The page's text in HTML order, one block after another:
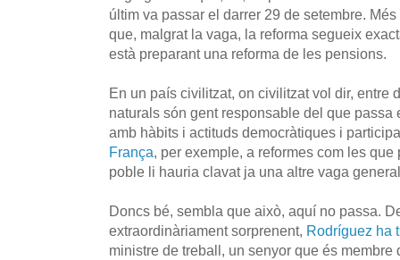
últim va passar el darrer 29 de setembre.
que, malgrat la vaga, la reforma segueix
està preparant una reforma de les pensions.
En un país civilitzat, on civilitzat vol dir, entre
naturals són gent responsable del que passa
amb hàbits i actituds democràtiques i
França, per exemple, a reformes com les
poble li hauria clavat ja una altre vaga
Doncs bé, sembla que això, aquí no passa.
extraordinàriament sorprenent, Rodríguez ha
ministre de treball, un senyor que és